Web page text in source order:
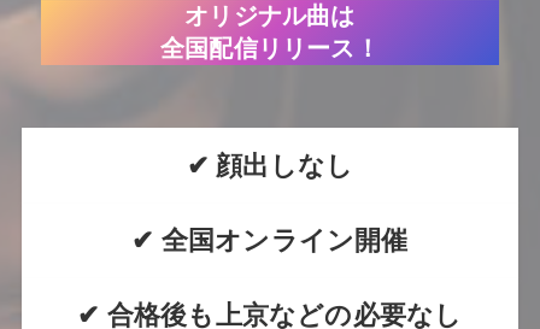
オリジナル曲は
全国配信リリース！
✔ 顔出しなし
✔ 全国オンライン開催
✔ 合格後も上京などの必要なし